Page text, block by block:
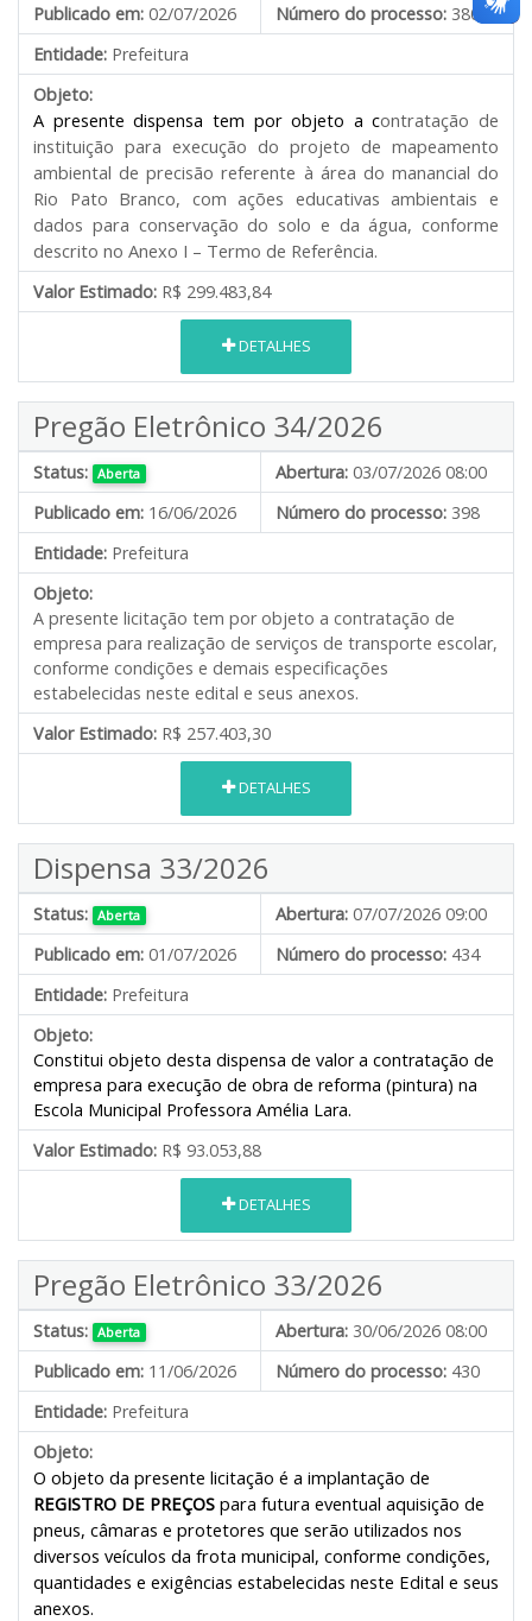
Publicado em: 02/07/2026 Número do processo: 380
Entidade: Prefeitura
Objeto:
A presente dispensa tem por objeto a contratação de
instituição para execução do projeto de mapeamento
ambiental de precisão referente à área do manancial do
Rio Pato Branco, com ações educativas ambientais e
dados para conservação do solo e da água, conforme
descrito no Anexo I – Termo de Referência.
Valor Estimado: R$ 299.483,84
DETALHES
Pregão Eletrônico 34/2026
Status: Aberta Abertura: 03/07/2026 08:00
Publicado em: 16/06/2026 Número do processo: 398
Entidade: Prefeitura
Objeto:
A presente licitação tem por objeto a contratação de
empresa para realização de serviços de transporte escolar,
conforme condições e demais especificações
estabelecidas neste edital e seus anexos.
Valor Estimado: R$ 257.403,30
DETALHES
Dispensa 33/2026
Status: Aberta Abertura: 07/07/2026 09:00
Publicado em: 01/07/2026 Número do processo: 434
Entidade: Prefeitura
Objeto:
Constitui objeto desta dispensa de valor a contratação de
empresa para execução de obra de reforma (pintura) na
Escola Municipal Professora Amélia Lara.
Valor Estimado: R$ 93.053,88
DETALHES
Pregão Eletrônico 33/2026
Status: Aberta Abertura: 30/06/2026 08:00
Publicado em: 11/06/2026 Número do processo: 430
Entidade: Prefeitura
Objeto:
O objeto da presente licitação é a implantação de
REGISTRO DE PREÇOS para futura eventual aquisição de
pneus, câmaras e protetores que serão utilizados nos
diversos veículos da frota municipal, conforme condições,
quantidades e exigências estabelecidas neste Edital e seus
anexos.